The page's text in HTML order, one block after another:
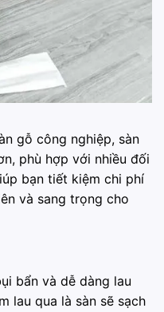
gỗ công nghiệp, sàn
phù hợp với nhiều đối
bạn tiết kiệm chi phí
và sang trọng cho
bẩn và dễ dàng lau
lau qua là sàn sẽ sạch